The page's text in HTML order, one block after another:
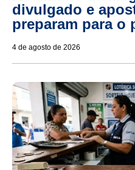
divulgado e
preparam para o
4 de agosto de 2026